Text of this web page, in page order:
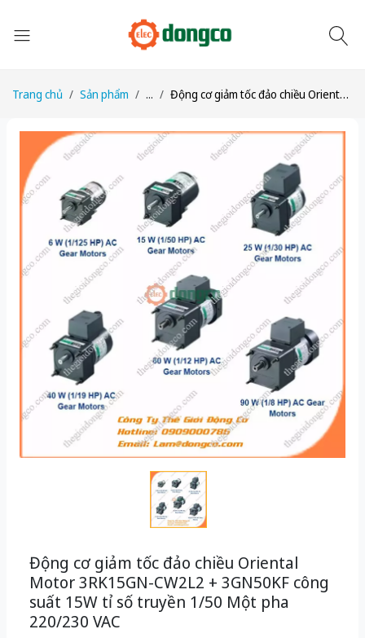
Trang chủ Sản phẩm ... Động cơ giảm tốc đảo chiều Oriental Motor 3RK15GN-CW2L2 + 3GN50KF công suất 15W tỉ số truyền 1/50 Một pha 220/230 VAC
Động cơ giảm tốc đảo chiều Oriental
Motor 3RK15GN-CW2L2 + 3GN50KF công
suất 15W tỉ số truyền 1/50 Một pha
220/230 VAC